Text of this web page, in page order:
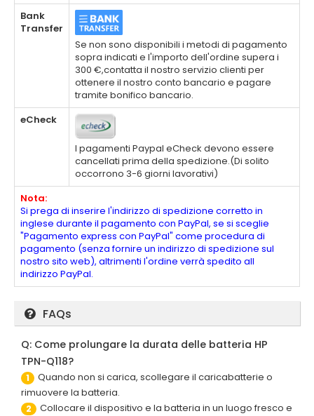
Bank
Transfer
Se non sono disponibili i metodi di pagamento
sopra indicati e l'importo dell'ordine supera i
300 €,contatta il nostro servizio clienti per
ottenere il nostro conto bancario e pagare
tramite bonifico bancario.
eCheck
I pagamenti Paypal eCheck devono essere
cancellati prima della spedizione.(Di solito
occorrono 3-6 giorni lavorativi)
Nota:
Si prega di inserire l'indirizzo di spedizione corretto in
inglese durante il pagamento con PayPal, se si sceglie
"Pagamento express con PayPal" come procedura di
pagamento (senza fornire un indirizzo di spedizione sul
nostro sito web), altrimenti l'ordine verrà spedito all
indirizzo PayPal.
FAQs
Q: Come prolungare la durata delle batteria HP
TPN-Q118?
1
Quando non si carica, scollegare il caricabatterie o
rimuovere la batteria.
2
Collocare il dispositivo e la batteria in un luogo fresco e